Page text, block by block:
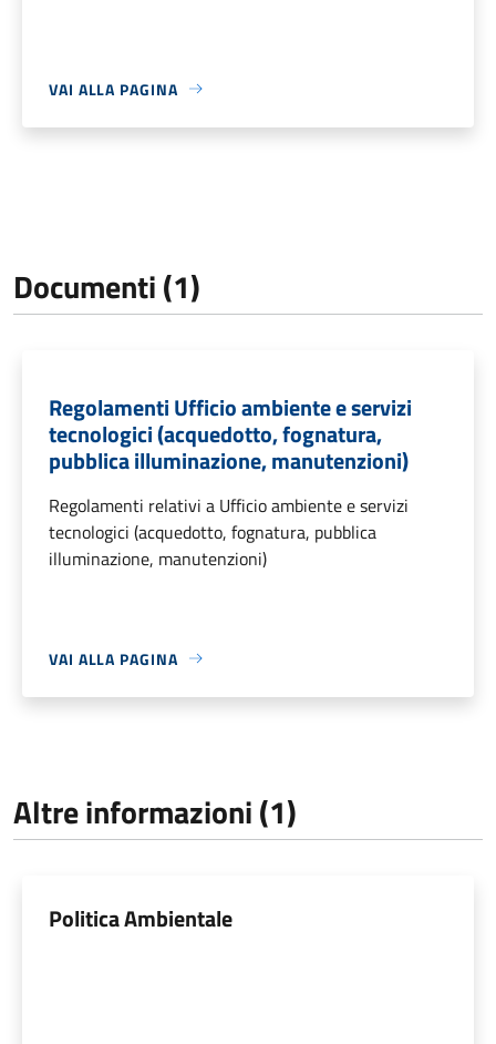
VAI ALLA PAGINA
Documenti (1)
Regolamenti Ufficio ambiente e servizi
tecnologici (acquedotto, fognatura,
pubblica illuminazione, manutenzioni)
Regolamenti relativi a Ufficio ambiente e servizi
tecnologici (acquedotto, fognatura, pubblica
illuminazione, manutenzioni)
VAI ALLA PAGINA
Altre informazioni (1)
Politica Ambientale